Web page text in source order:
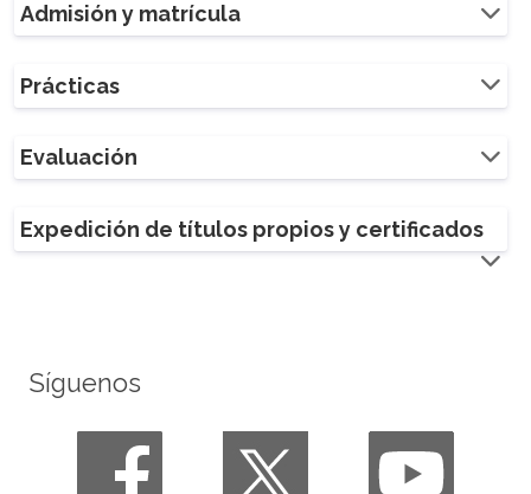
Admisión y matrícula
Prácticas
Evaluación
Expedición de títulos propios y certificados
Síguenos